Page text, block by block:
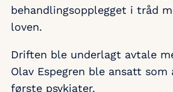
behandlingsopplegget i tråd
loven.
Driften ble underlagt avtale
Olav Espegren ble ansatt som
første psykiater.